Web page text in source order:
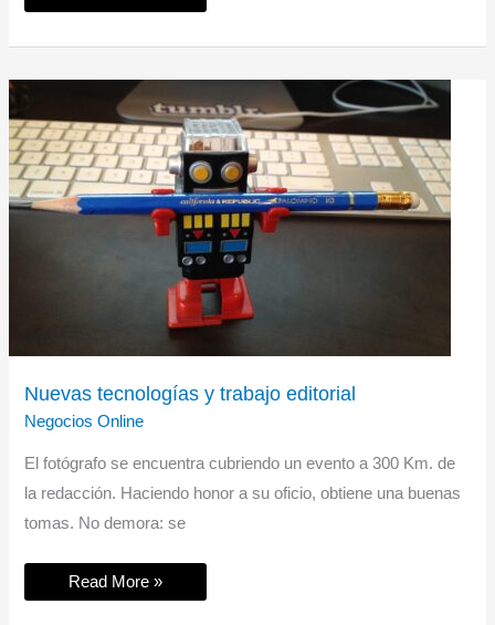
Nuevas tecnologías y trabajo editorial
Negocios Online
El fotógrafo se encuentra cubriendo un evento a 300 Km. de
la redacción. Haciendo honor a su oficio, obtiene una buenas
tomas. No demora: se
Nuevas
Read More »